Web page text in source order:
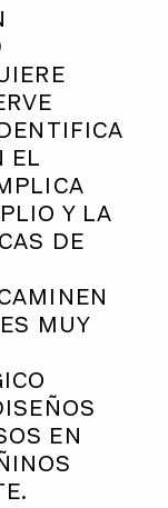
EL
Y LA
DE
MUY
EN